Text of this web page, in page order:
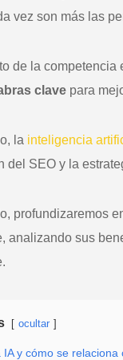
vez son más las
de la competencia
clave para
la inteligencia
del SEO y la
profundizaremos
analizando sus
ocultar
IA y cómo se relaciona